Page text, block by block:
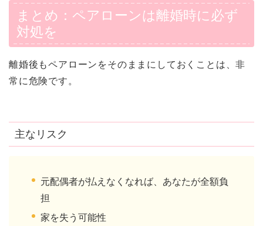
まとめ：ペアローンは離婚時に必ず
対処を
離婚後もペアローンをそのままにしておくことは、非
常に危険です。
主なリスク
元配偶者が払えなくなれば、あなたが全額負
担
家を失う可能性